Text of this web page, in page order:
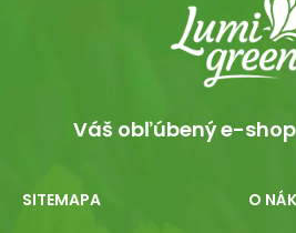
Váš obľúbený e-
SITEMAPA O